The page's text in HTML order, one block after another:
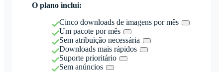
O plano inclui:
Cinco downloads de imagens por mês
Um pacote por mês
Sem atribuição necessária
Downloads mais rápidos
Suporte prioritário
Sem anúncios